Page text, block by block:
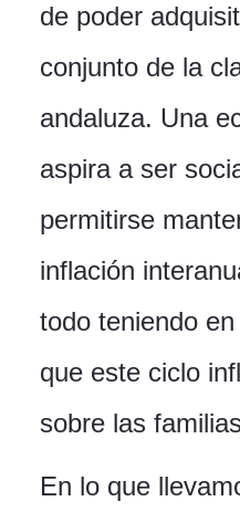
de poder
conjunto de la
andaluza. Una
aspira a ser
permitirse
inflación
todo teniendo
que este ciclo
sobre las
En lo que